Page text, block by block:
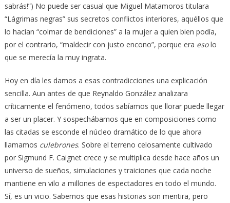
sabrás!”) No puede ser casual que Miguel Matamoros titulara
“Lágrimas negras” sus secretos conflictos interiores, aquéllos que
lo hacían “colmar de bendiciones” a la mujer a quien bien podía,
por el contrario, “maldecir con justo encono”, porque era esolo
que se merecía la muy ingrata.
Hoy en día les damos a esas contradicciones una explicación
sencilla. Aun antes de que Reynaldo González analizara
críticamente el fenómeno, todos sabíamos que llorar puede llegar
a ser un placer. Y sospechábamos que en composiciones como
las citadas se esconde el núcleo dramático de lo que ahora
llamamos culebrones. Sobre el terreno celosamente cultivado
por Sigmund F. Caignet crece y se multiplica desde hace años un
universo de sueños, simulaciones y traiciones que cada noche
mantiene en vilo a millones de espectadores en todo el mundo.
Sí, es un vicio. Sabemos que esas historias son mentira, pero